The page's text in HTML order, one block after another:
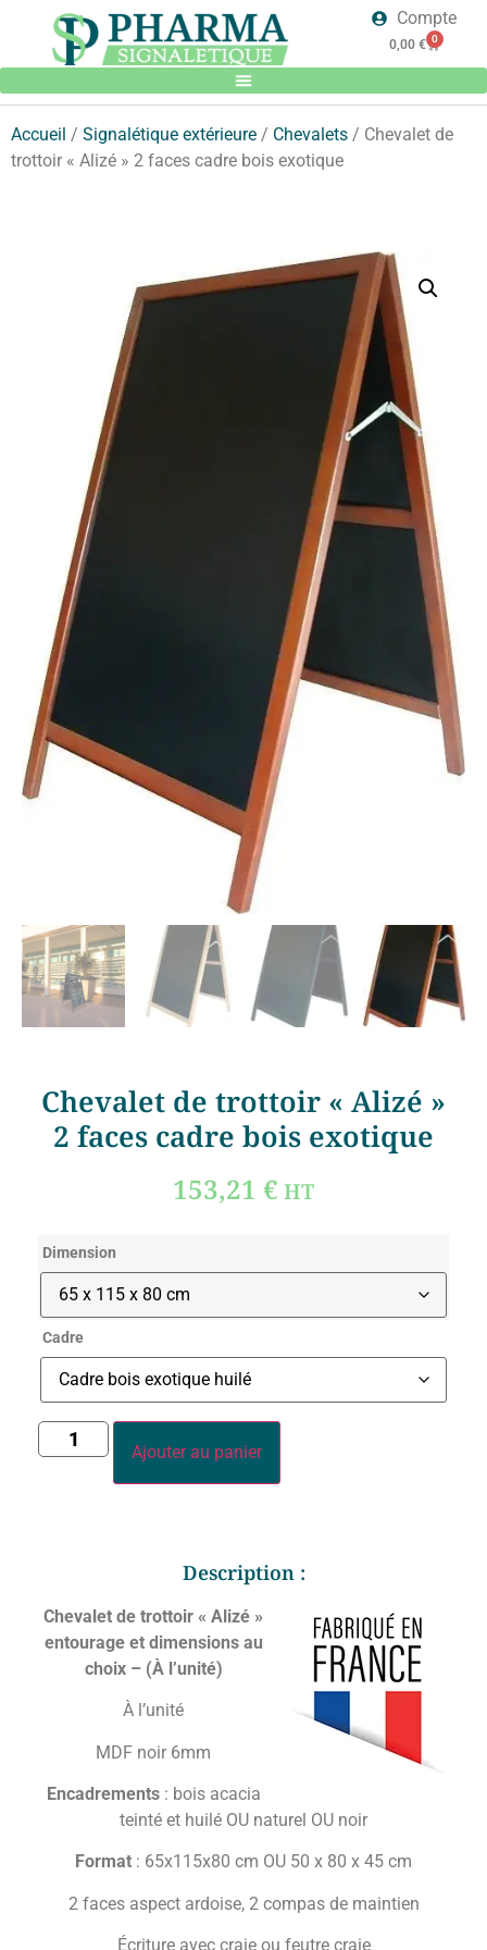
Compte
0,00 € 0
Accueil / Signalétique extérieure / Chevalets / Chevalet de
trottoir « Alizé » 2 faces cadre bois exotique
Chevalet de trottoir « Alizé »
2 faces cadre bois exotique
153,21 € HT
Dimension
Cadre
Ajouter au panier
Description :
Chevalet de trottoir « Alizé »
entourage et dimensions au
choix – (À l’unité)
À l’unité
MDF noir 6mm
Encadrements: bois acacia
teinté et huilé OU naturel OU noir
Format : 65x115x80 cm OU 50 x 80 x 45 cm
2 faces aspect ardoise, 2 compas de maintien
Écriture avec craie ou feutre craie